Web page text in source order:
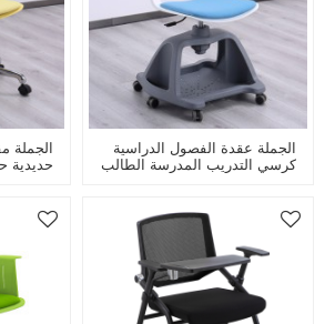
الجملة عقدة الفصول الدراسية
كرسي التدريب المدرسة الطالب
الجملة
حديدية
المصعد